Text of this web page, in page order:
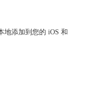
地添加到您的 iOS 和